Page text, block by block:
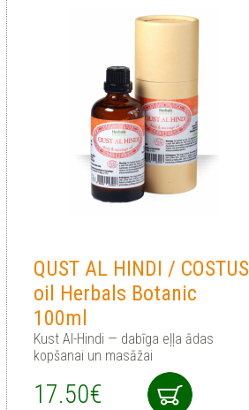
QUST AL HINDI / COSTUS
oil Herbals Botanic
100ml
Kust Al-Hindi — dabīga eļļa ādas
kopšanai un masāžai
17.50€